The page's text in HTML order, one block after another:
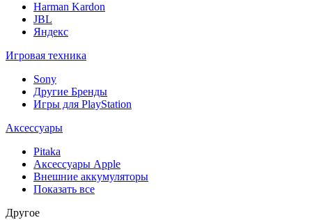
Harman Kardon
JBL
Яндекс
Игровая техника
Sony
Другие Бренды
Игры для PlayStation
Аксессуары
Pitaka
Аксессуары Apple
Внешние аккумуляторы
Показать все
Другое